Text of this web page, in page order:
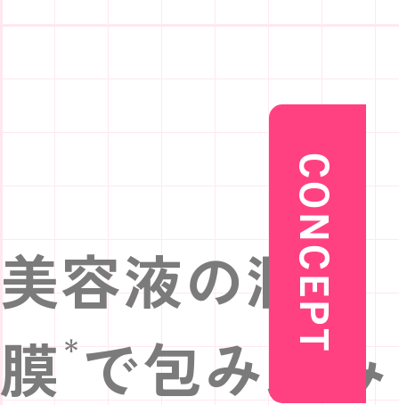
CONCEPT
美容液の潤い
膜 ＊ で包み込み